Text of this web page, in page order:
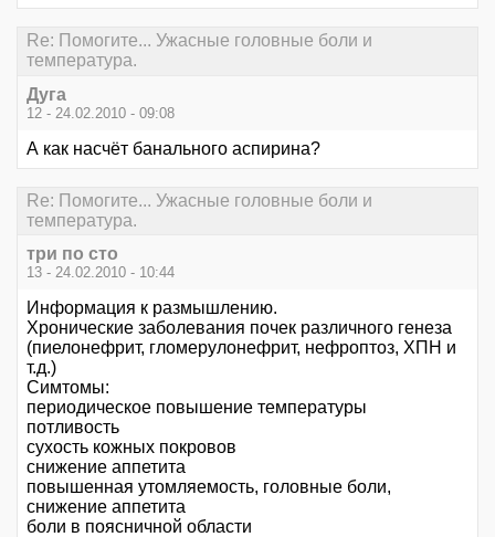
Re: Помогите... Ужасные головные боли и
температура.
Дуга
12 - 24.02.2010 - 09:08
А как насчёт банального аспирина?
Re: Помогите... Ужасные головные боли и
температура.
три по сто
13 - 24.02.2010 - 10:44
Информация к размышлению.
Хронические заболевания почек различного генеза
(пиелонефрит, гломерулонефрит, нефроптоз, ХПН и
т.д.)
Симтомы:
периодическое повышение температуры
потливость
сухость кожных покровов
снижение аппетита
повышенная утомляемость, головные боли,
снижение аппетита
боли в поясничной области